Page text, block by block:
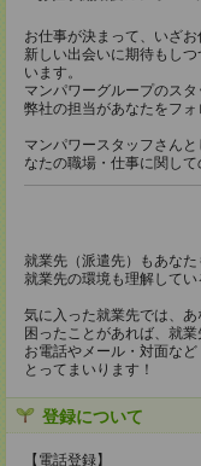
お仕事が決まって、いざお
新しい出会いに期待もし
います。
マンパワーグループのスタ
弊社の担当があなたをフォ
マンパワースタッフさん
なたの職場・仕事に関して
就業先（派遣先）もあなた
就業先の環境も理解してい
気に入った就業先では、
困ったことがあれば、就
お電話やメール・対面な
とってまいります！
登録について
【電話登録】